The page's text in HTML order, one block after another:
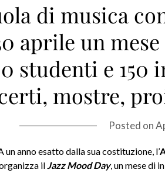
di musica
aprile un
studenti e 150
mostre,
Posted on
un anno esatto dalla sua costituzione, l’
ilJazz Mood Day, un mese di